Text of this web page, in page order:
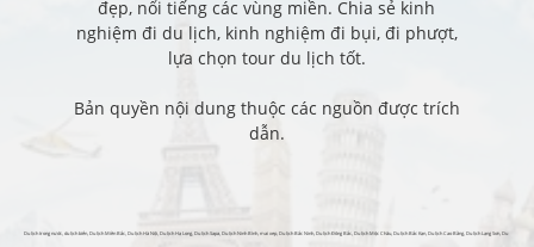
đẹp, nổi tiếng các vùng miền. Chia sẻ kinh
nghiệm đi du lịch, kinh nghiệm đi bụi, đi phượt,
lựa chọn tour du lịch tốt.
Bản quyền nội dung thuộc các nguồn được trích
dẫn.
Du lịch trong nước, du lịch biển, Du lịch Miền Bắc, Du lịch Hà Nội, Du lịch Hạ Long, Du lịch Sapa, Du lịch Ninh Bình, mai xep, Du lịch Bắc Ninh, Du lịch Đông Bắc, Du lịch Mộc Châu, Du lịch Bắc Kạn, Du lịch Cao Bằng, Du lịch Lạng Sơn, Du